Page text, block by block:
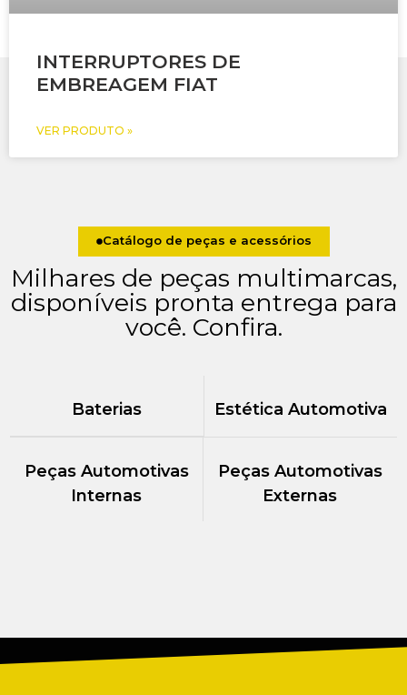
INTERRUPTORES DE
EMBREAGEM FIAT
VER PRODUTO »
Catálogo de peças e acessórios
Milhares de peças multimarcas,
disponíveis pronta entrega para
você. Confira.
Baterias Estética Automotiva
Peças Automotivas
Internas
Peças Automotivas
Externas